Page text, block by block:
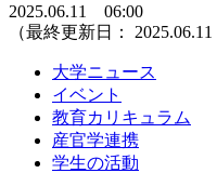
2025.06.11 06:00
（最終更新日：
大学ニュース
イベント
教育カリキュラム
産官学連携
学生の活動